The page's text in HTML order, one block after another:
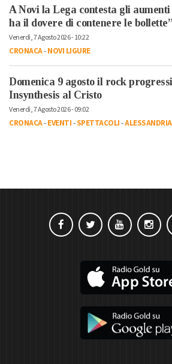
A Novi la Lega contesta gli
ha il dovere di contenere le bollette”
Venerdì, 7 Agosto 2026 - 10:22
CRONACA-NOVI LIGURE
Domenica 9 agosto il rock
Insynthesis al Cristo
Venerdì, 7 Agosto 2026 - 09:02
CRONACA-EVENTI-SPETTACOLI-ALESSANDRIA